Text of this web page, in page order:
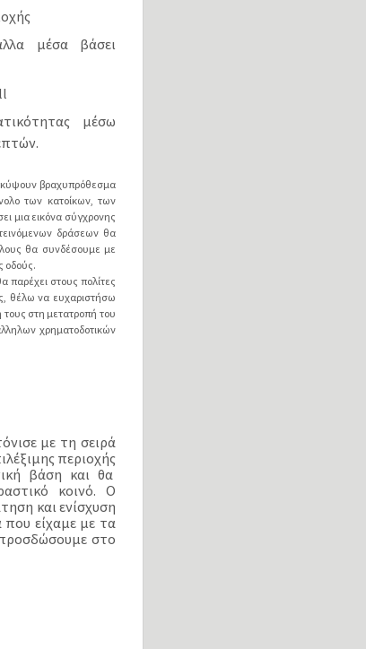
μέσα βάσει
μέσω
βραχυπρόθεσμα
των κατοίκων, των
μια εικόνα σύγχρονης
δράσεων θα
θα συνδέσουμε με
οδούς.
στους πολίτες
θέλω να ευχαριστήσω
στη μετατροπή του
χρηματοδοτικών
με τη σειρά
περιοχής
βάση και θα
κοινό. Ο
και ενίσχυση
που είχαμε με τα
στο